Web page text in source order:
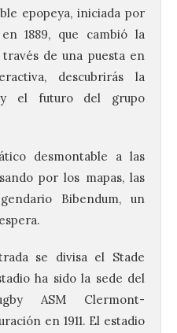
epopeya, iniciada por
1889, que cambió la
de una puesta en
descubrirás la
y el futuro del grupo
desmontable a las
por los mapas, las
Bibendum, un
se divisa el Stade
ha sido la sede del
ASM Clermont-
en 1911. El estadio